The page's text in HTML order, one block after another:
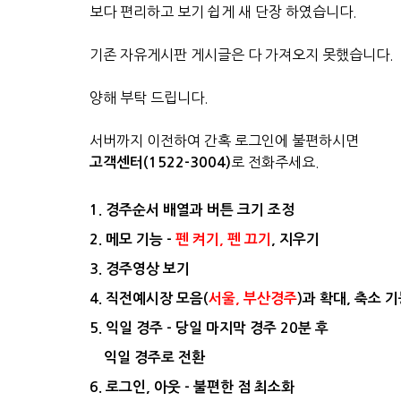
보다 편리하고 보기 쉽게 새 단장 하였습니다.
기존 자유게시판 게시글은 다 가져오지 못했습니다.
양해 부탁 드립니다.
서버까지 이전하여 간혹 로그인에 불편하시면
고객센터(1522-3004) 로 전화주세요.
1. 경주순서 배열과 버튼 크기 조정
2. 메모 기능 - 펜 켜기, 펜 끄기 , 지우기
3. 경주영상 보기
4. 직전예시장 모음(서울, 부산경주)과 확대, 축소
5. 익일 경주 - 당일 마지막 경주 20분 후
익일 경주로 전환
6. 로그인, 아웃 - 불편한 점 최소화